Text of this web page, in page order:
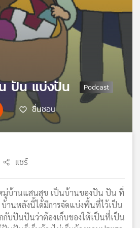
ปัน แบ่งปัน
ชื่นชอบ
แชร์
มู่บ้านแสนสุข เป็นบ้านของปัน ปัน ที่
านหลังนี้ได้มีการจัดแบ่งพื้นที่ไว้เป็น
กับปันปันว่าต้องเก็บของให้เป็นที่เป็น